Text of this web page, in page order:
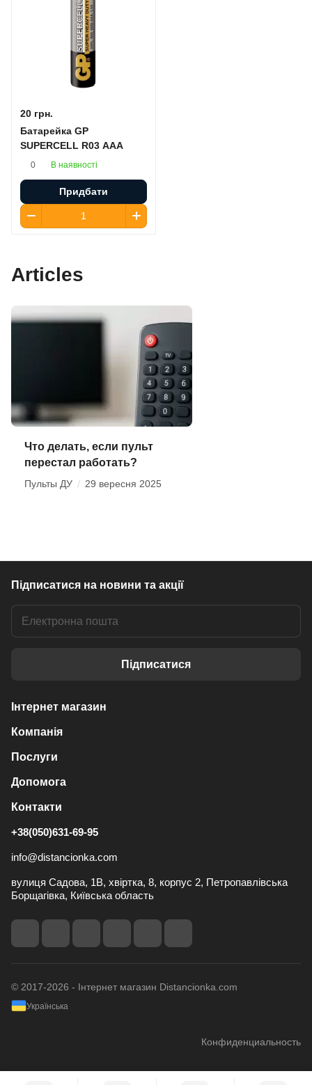
20 грн.
Батарейка GP
SUPERCELL R03 AAA
0 В наявності
Придбати
Articles
Что делать, если пульт
перестал работать?
Пульты ДУ / 29 вересня 2025
Підписатися на новини та акції
Підписатися
Інтернет магазин
Компанія
Послуги
Допомога
Контакти
+38(050)631-69-95
info@distancionka.com
вулиця Садова, 1В, хвіртка, 8, корпус 2, Петропавлівська
Борщагівка, Київська область
© 2017-2026 - Інтернет магазин Distancionka.com
Українська
Конфиденциальность